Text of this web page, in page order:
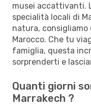
musei accattivanti.
specialità locali di
natura, consigliamo
Marocco. Che tu
famiglia, questa
sorprenderti e
Quanti giorni
Marrakech ?